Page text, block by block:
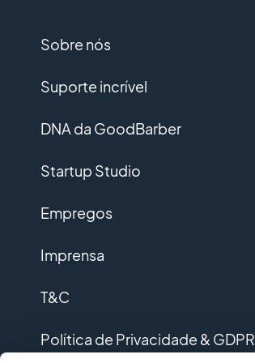
Sobre nós
Suporte incrível
DNA da GoodBarber
Startup Studio
Empregos
Imprensa
T&C
Política de Privacidade & GDPR